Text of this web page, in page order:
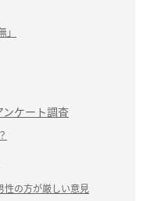
ケート調査
性の方が厳しい意見